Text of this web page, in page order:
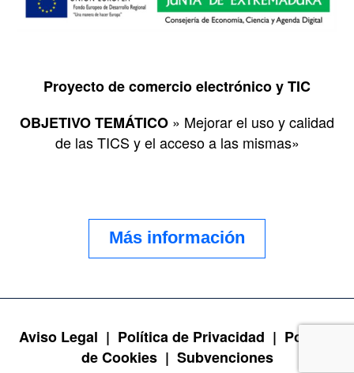
Proyecto de comercio electrónico y TIC
OBJETIVO TEMÁTICO » Mejorar el uso y calidad
de las TICS y el acceso a las mismas»
Más información
Aviso Legal | Política de Privacidad | Política
de Cookies | Subvenciones